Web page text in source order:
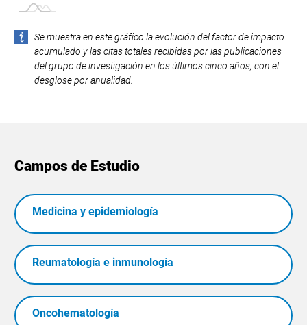
Se muestra en este gráfico la evolución del factor de impacto
acumulado y las citas totales recibidas por las publicaciones
del grupo de investigación en los últimos cinco años, con el
desglose por anualidad.
Campos de Estudio
Medicina y epidemiología
Reumatología e inmunología
Oncohematología